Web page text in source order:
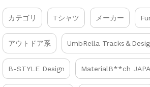
カテゴリ Tシャツ メーカー
アウトドア系 UmbRella Tracks＆
B-STYLE Design MaterialB**ch